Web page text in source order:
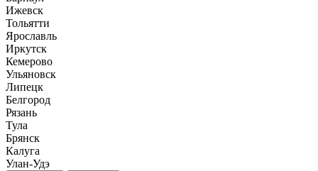
Ижевск
Тольятти
Ярославль
Иркутск
Кемерово
Ульяновск
Липецк
Белгород
Рязань
Тула
Брянск
Калуга
Улан-Удэ